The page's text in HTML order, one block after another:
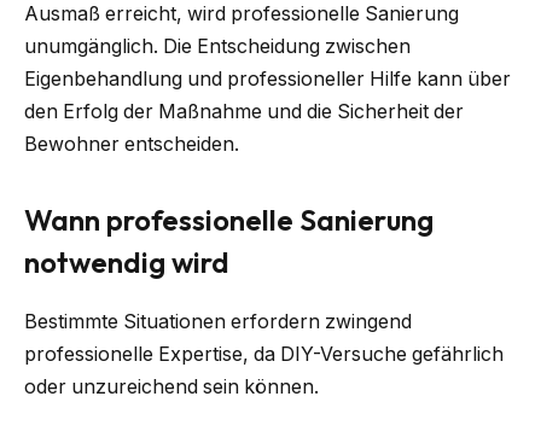
Ausmaß erreicht, wird professionelle Sanierung
unumgänglich. Die Entscheidung zwischen
Eigenbehandlung und professioneller Hilfe kann über
den Erfolg der Maßnahme und die Sicherheit der
Bewohner entscheiden.
Wann professionelle Sanierung
notwendig wird
Bestimmte Situationen erfordern zwingend
professionelle Expertise, da DIY-Versuche gefährlich
oder unzureichend sein können.